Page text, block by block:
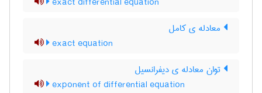
معادله ی کامل
exact equation
توان معادله ی دیفرانسیل
exponent of differential equation